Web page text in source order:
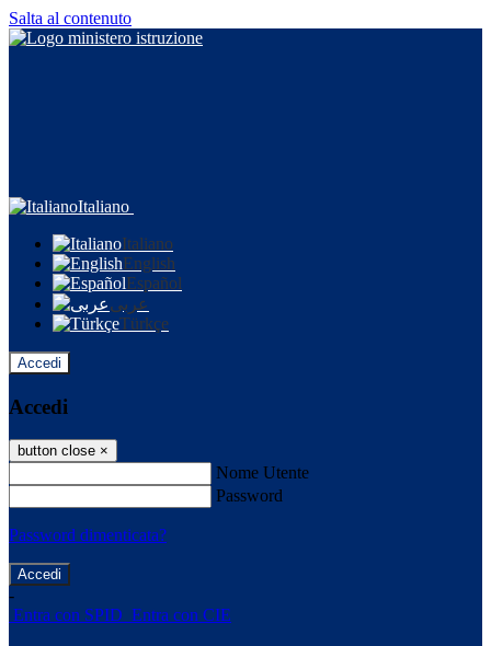
Salta al contenuto
Italiano
Italiano
English
Español
عربى
Türkçe
Accedi
Accedi
button close ×
Nome Utente
Password
Password dimenticata?
-
Entra con SPID Entra con CIE